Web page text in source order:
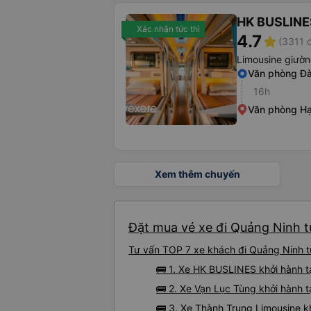
Xác nhận tức thì HK
4.7star (3311
Limousine
Văn phòng
16h
Văn phòng
Xem thêm chuyến
Đặt mua vé xe đi Quảng Ninh
Tư vấn TOP 7 xe khách đi Quảng
🚌 1. Xe HK BUSLINES khởi
🚌 2. Xe Vạn Lục Tùng khởi
🚌 3. Xe Thành Trung Limousine